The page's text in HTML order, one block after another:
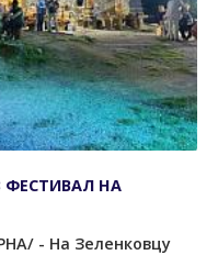
ФЕСТИВАЛ НА
- На Зеленковцу